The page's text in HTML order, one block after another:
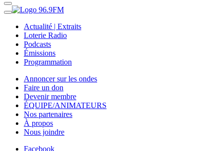
Actualité | Extraits
Loterie Radio
Podcasts
Émissions
Programmation
Annoncer sur les ondes
Faire un don
Devenir membre
ÉQUIPE/ANIMATEURS
Nos partenaires
À propos
Nous joindre
Facebook